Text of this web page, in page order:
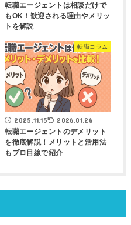
転職エージェントは相談だけで
もOK！歓迎される理由やメリッ
トを解説
転職コラム
2025.11.15 2026.01.26
転職エージェントのデメリット
を徹底解説！メリットと活用法
もプロ目線で紹介